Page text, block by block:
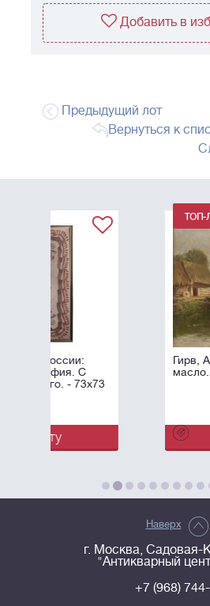
Добавить в
Предыдущий лот
Вернуться к
Гирв, А.А. У
масло. - 72x48 см.
перейти к
Наверх
г. Москва, Садовая-
"Антикварный
+7 (968)